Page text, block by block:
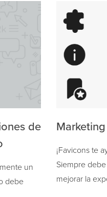
de
un
debe
¡Favicons te
Siempre
mejorar la